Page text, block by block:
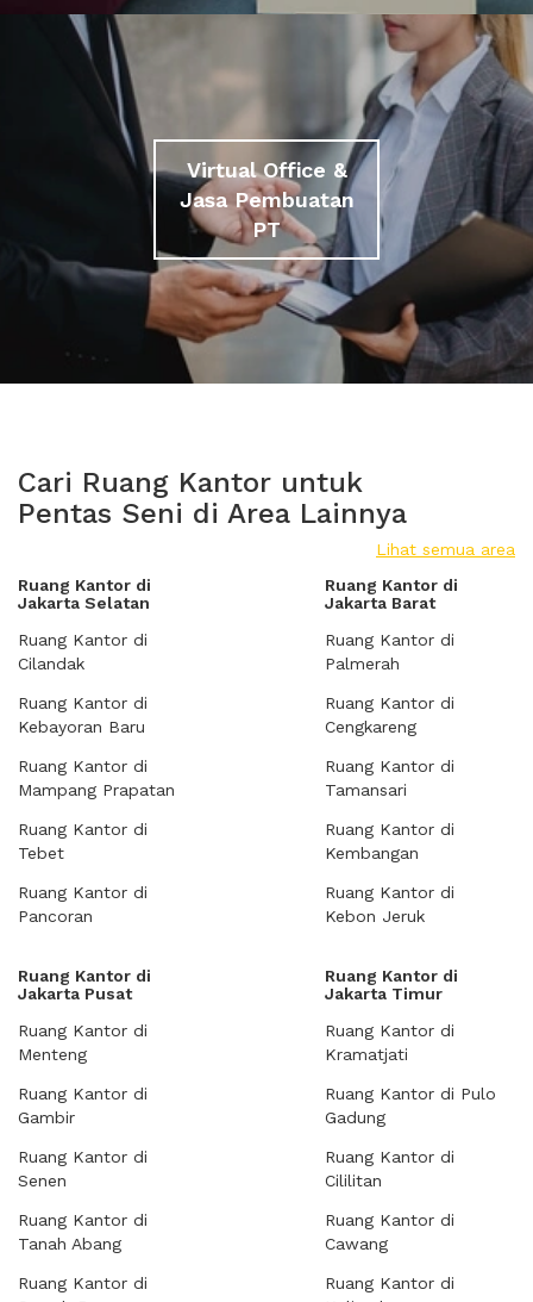
Virtual Office &
Jasa Pembuatan
PT
Cari Ruang Kantor untuk
Pentas Seni di Area Lainnya
Lihat semua area
Ruang Kantor di
Jakarta Selatan
Ruang Kantor di
Cilandak
Ruang Kantor di
Kebayoran Baru
Ruang Kantor di
Mampang Prapatan
Ruang Kantor di
Tebet
Ruang Kantor di
Pancoran
Ruang Kantor di
Jakarta Barat
Ruang Kantor di
Palmerah
Ruang Kantor di
Cengkareng
Ruang Kantor di
Tamansari
Ruang Kantor di
Kembangan
Ruang Kantor di
Kebon Jeruk
Ruang Kantor di
Jakarta Pusat
Ruang Kantor di
Menteng
Ruang Kantor di
Gambir
Ruang Kantor di
Senen
Ruang Kantor di
Tanah Abang
Ruang Kantor di
Ruang Kantor di
Jakarta Timur
Ruang Kantor di
Kramatjati
Ruang Kantor di Pulo
Gadung
Ruang Kantor di
Cililitan
Ruang Kantor di
Cawang
Ruang Kantor di